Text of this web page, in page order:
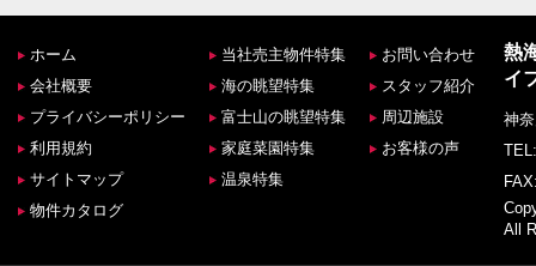
ホーム
会社概要
プライバシーポリシー
利用規約
サイトマップ
物件カタログ
当社売主物件特集
海の眺望特集
富士山の眺望特集
家庭菜園特集
温泉特集
お問い合わせ
スタッフ紹介
周辺施設
お客様の声
熱
イ
神
All